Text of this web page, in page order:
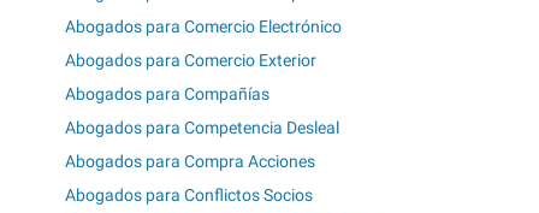
Abogados para Comercio Electrónico
Abogados para Comercio Exterior
Abogados para Compañías
Abogados para Competencia Desleal
Abogados para Compra Acciones
Abogados para Conflictos Socios